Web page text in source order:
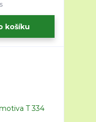
košíku